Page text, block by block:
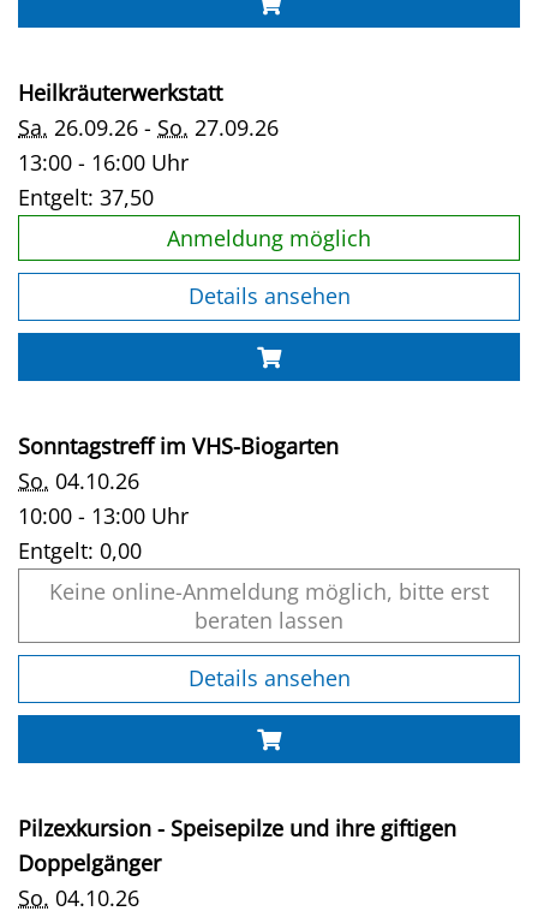
Heilkräuterwerkstatt
Sa. 26.09.26 - So. 27.09.26
13:00 - 16:00 Uhr
Entgelt: 37,50
Anmeldung möglich
Details ansehen
Sonntagstreff im VHS-Biogarten
So. 04.10.26
10:00 - 13:00 Uhr
Entgelt: 0,00
Keine online-Anmeldung möglich, bitte erst
beraten lassen
Details ansehen
Pilzexkursion - Speisepilze und ihre giftigen
Doppelgänger
So. 04.10.26